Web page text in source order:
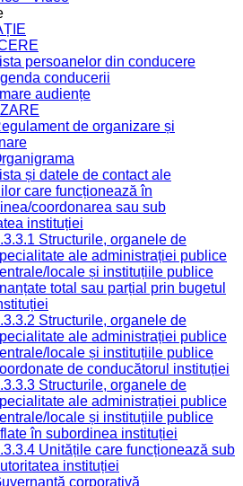
persoanelor din conducere
conducerii
audiențe
de organizare și
și datele de contact ale
care funcționează în
coordonarea sau sub
instituției
Structurile, organele de
ale administrației publice
locale și instituțiile publice
total sau parțial prin bugetul
Structurile, organele de
ale administrației publice
locale și instituțiile publice
de conducătorul instituției
Structurile, organele de
ale administrației publice
locale și instituțiile publice
în subordinea instituției
Unitățile care funcționează sub
instituției
corporativă